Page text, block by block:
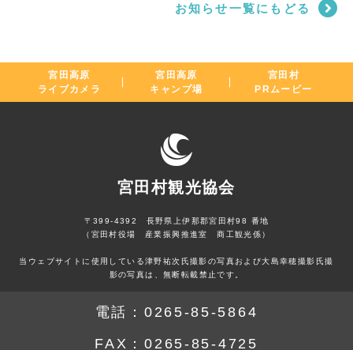
お知らせ一覧にもどる
宮田高原
ライブカメラ
宮田高原
キャンプ場
宮田村
PRムービー
宮田村観光協会
〒399-4392 長野県上伊那郡宮田村98 番地
（宮田村役場 産業振興推進室 商工観光係）
当ウェブサイトに使用している津野祐次氏撮影の写真および大島幸穂撮影氏撮
影の写真は、無断転載禁止です。
電話： 0265-85-5864
FAX：0265-85-4725